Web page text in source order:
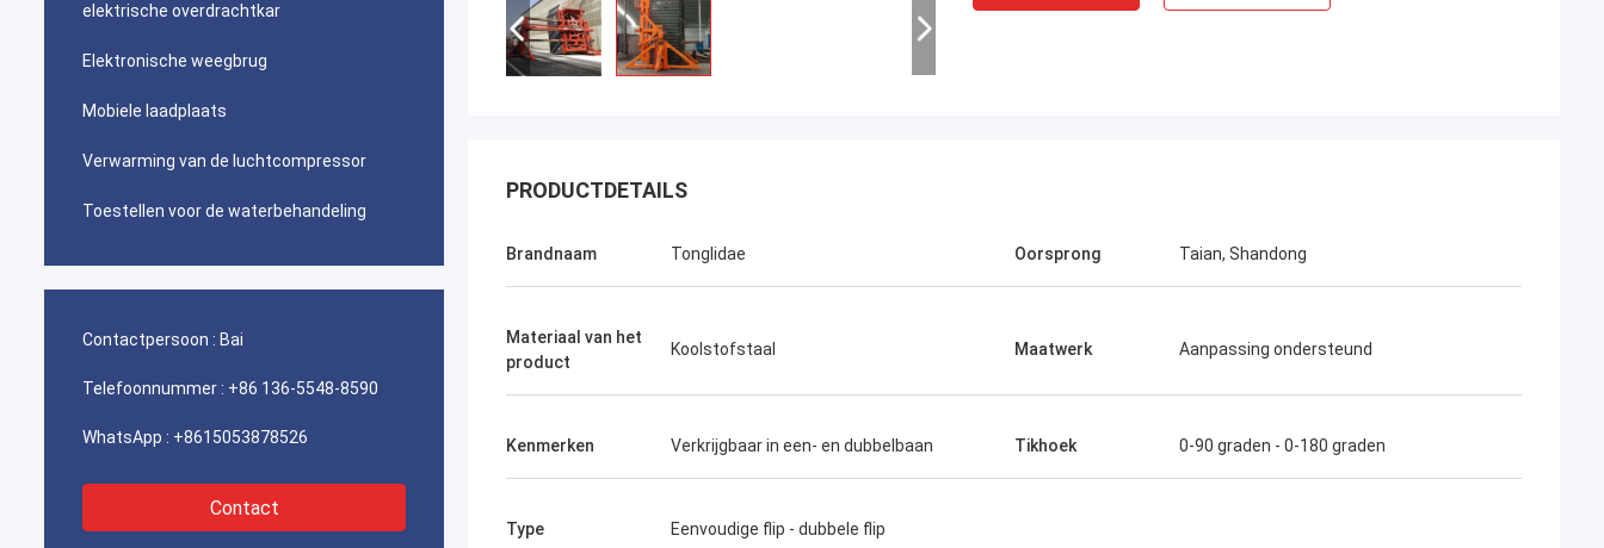
elektrische overdrachtkar
Elektronische weegbrug
Mobiele laadplaats
Verwarming van de luchtcompressor
Toestellen voor de waterbehandeling
Contactpersoon : Bai
Telefoonnummer : +86 136-5548-8590
WhatsApp : +8615053878526
Contact
PRODUCTDETAILS
Brandnaam Tonglidae Oorsprong Taian, Shandong
Materiaal van het
product
Koolstofstaal Maatwerk Aanpassing ondersteund
Kenmerken Verkrijgbaar in een- en dubbelbaan Tikhoek 0-90 graden - 0-180 graden
Type Eenvoudige flip - dubbele flip